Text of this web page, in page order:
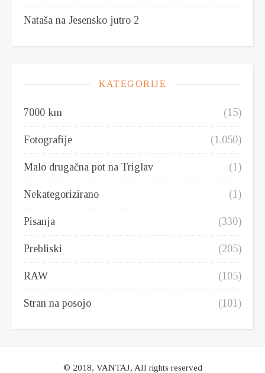
Nataša na Jesensko jutro 2
KATEGORIJE
7000 km (15)
Fotografije (1.050)
Malo drugačna pot na Triglav (1)
Nekategorizirano (1)
Pisanja (330)
Prebliski (205)
RAW (105)
Stran na posojo (101)
© 2018, VANTAJ, All rights reserved